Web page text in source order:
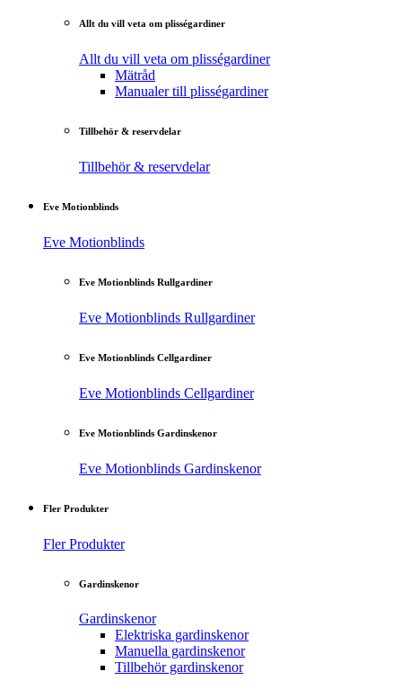
Allt du vill veta om plisségardiner
Allt du vill veta om plisségardiner
Mätråd
Manualer till plisségardiner
Tillbehör & reservdelar
Tillbehör & reservdelar
Eve Motionblinds
Eve Motionblinds
Eve Motionblinds Rullgardiner
Eve Motionblinds Rullgardiner
Eve Motionblinds Cellgardiner
Eve Motionblinds Cellgardiner
Eve Motionblinds Gardinskenor
Eve Motionblinds Gardinskenor
Fler Produkter
Fler Produkter
Gardinskenor
Gardinskenor
Elektriska gardinskenor
Manuella gardinskenor
Tillbehör gardinskenor